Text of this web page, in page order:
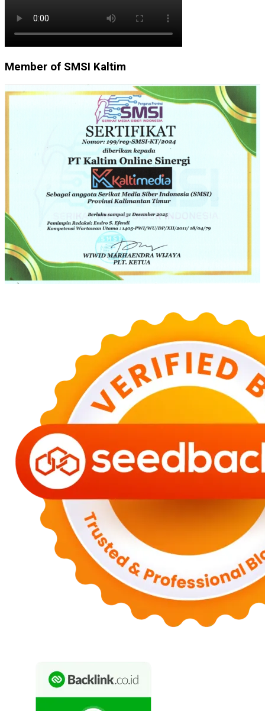
Member of SMSI Kaltim